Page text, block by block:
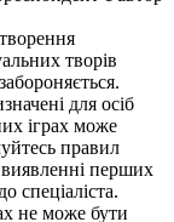
творів
для осіб
іграх може
правил
перших
спеціаліста.
не може бути